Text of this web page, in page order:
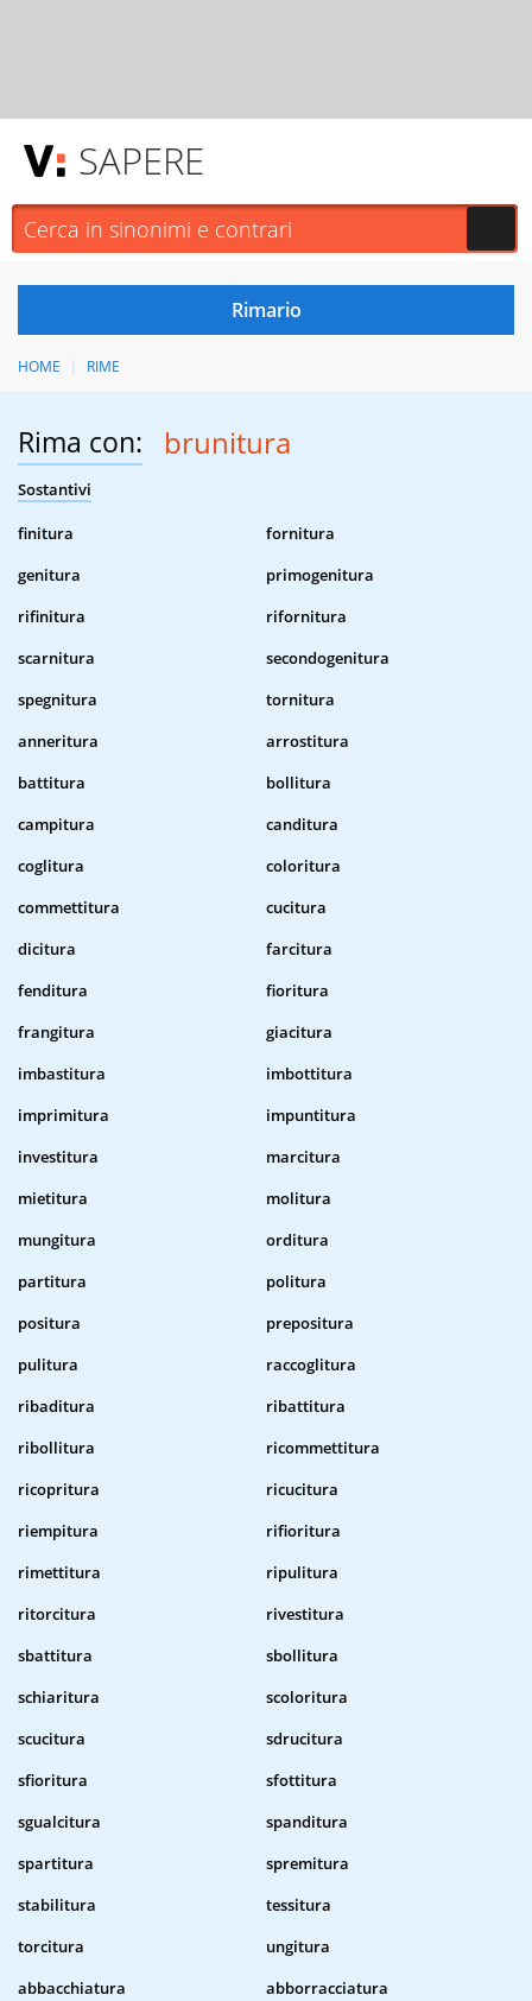
SAPERE
HOME RIME
Rima con: brunitura
Sostantivi
finitura
fornitura
genitura
primogenitura
rifinitura
rifornitura
scarnitura
secondogenitura
spegnitura
tornitura
anneritura
arrostitura
battitura
bollitura
campitura
canditura
coglitura
coloritura
commettitura
cucitura
dicitura
farcitura
fenditura
fioritura
frangitura
giacitura
imbastitura
imbottitura
imprimitura
impuntitura
investitura
marcitura
mietitura
molitura
mungitura
orditura
partitura
politura
positura
prepositura
pulitura
raccoglitura
ribaditura
ribattitura
ribollitura
ricommettitura
ricopritura
ricucitura
riempitura
rifioritura
rimettitura
ripulitura
ritorcitura
rivestitura
sbattitura
sbollitura
schiaritura
scoloritura
scucitura
sdrucitura
sfioritura
sfottitura
sgualcitura
spanditura
spartitura
spremitura
stabilitura
tessitura
torcitura
ungitura
abbacchiatura
abborracciatura